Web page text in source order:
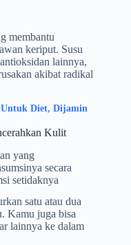
membantu
keriput. Susu
lainnya,
akibat radikal
Untuk Diet, Dijamin
Kulit
yang
secara
setidaknya
satu atau dua
Kamu juga bisa
lainnya ke dalam